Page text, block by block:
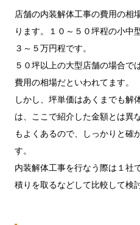
店舗の内装解体工事の費用の相
ります。１０～５０坪程の小中
３～５万円程です。
５０坪以上の大型店舗の場合で
費用の相場だといわれてます。
しかし、坪単価はあくまでも解
は、ここで紹介した金額とは異
もよくあるので、しっかりと確
す。
内装解体工事を行なう際は１社
積りを取るなどして比較して検